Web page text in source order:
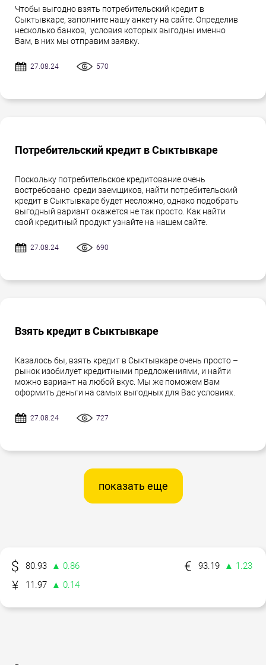
Чтобы выгодно взять потребительский кредит в
Сыктывкаре, заполните нашу анкету на сайте. Определив
несколько банков, условия которых выгодны именно
Вам, в них мы отправим заявку.
27.08.24 570
Потребительский кредит в Сыктывкаре
Поскольку потребительское кредитование очень
востребовано среди заемщиков, найти потребительский
кредит в Сыктывкаре будет несложно, однако подобрать
выгодный вариант окажется не так просто. Как найти
свой кредитный продукт узнайте на нашем сайте.
27.08.24 690
Взять кредит в Сыктывкаре
Казалось бы, взять кредит в Сыктывкаре очень просто –
рынок изобилует кредитными предложениями, и найти
можно вариант на любой вкус. Мы же поможем Вам
оформить деньги на самых выгодных для Вас условиях.
27.08.24 727
показать еще
80.93 ▲ 0.86 93.19
▲ 1.23
11.97
▲ 0.14